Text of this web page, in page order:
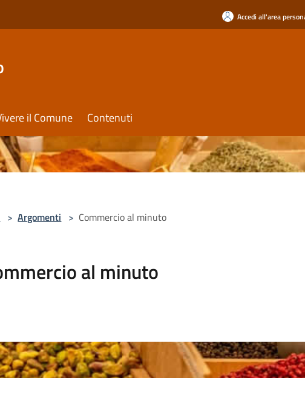
Accedi all'area
il Comune Contenuti
> Argomenti > Commercio al minuto
al minuto